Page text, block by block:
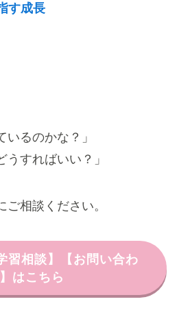
す成長
いるのかな？」
うすればいい？」
相談ください。
習相談】【お問い合わ
はこちら